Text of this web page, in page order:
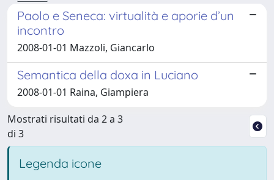
Paolo e Seneca: virtualità e aporie d’un
incontro
2008-01-01 Mazzoli, Giancarlo
Semantica della doxa in Luciano
2008-01-01 Raina, Giampiera
Mostrati risultati da 2 a 3
di 3
Legenda icone